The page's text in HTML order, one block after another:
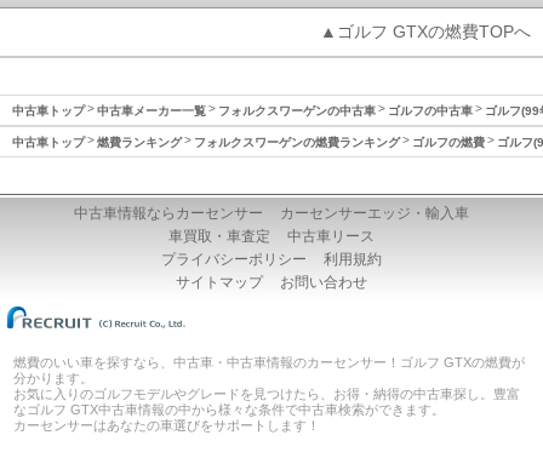
▲ゴルフ GTXの燃費TOPへ
中古車トップ 中古車メーカー一覧 フォルクスワーゲンの中古車 ゴルフの中古車 ゴルフ
中古車トップ 燃費ランキング フォルクスワーゲンの燃費ランキング ゴルフの燃費 ゴルフ
中古車情報ならカーセンサー
カーセンサーエッジ・輸入車
車買取・車査定
中古車リース
プライバシーポリシー
利用規約
サイトマップ
お問い合わせ
燃費のいい車を探すなら、中古車・中古車情報のカーセンサー！ゴルフ GTXの燃費が
分かります。
お気に入りのゴルフモデルやグレードを見つけたら、お得・納得の中古車探し。豊富
なゴルフ GTX中古車情報の中から様々な条件で中古車検索ができます。
カーセンサーはあなたの車選びをサポートします！